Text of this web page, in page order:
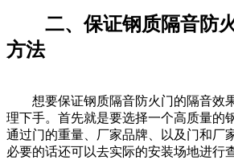
二、保证钢质隔音防火
方法
想要保证钢质隔音防火门的隔音效
理下手。首先就是要选择一个高质量的
通过门的重量、厂家品牌、以及门和厂
必要的话还可以去实际的安装场地进行